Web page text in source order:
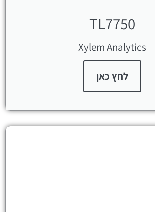
TL7750
Xylem Analytics
לחץ כאן